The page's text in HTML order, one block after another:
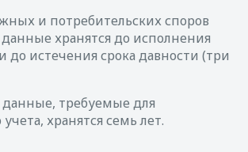
и потребительских споров
хранятся до исполнения
до истечения срока давности (три
требуемые для
учета, хранятся семь лет.